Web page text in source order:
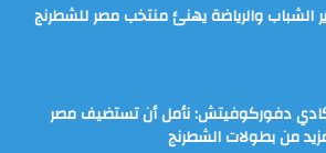
الشباب والرياضة يهنئ منتخب مصر للشطرنج
دفوركوفيتش: نأمل أن تستضيف مصر
من بطولات الشطرنج